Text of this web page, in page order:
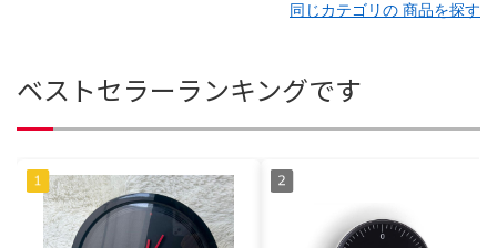
同じカテゴリの 商品を探す
ベストセラーランキングです